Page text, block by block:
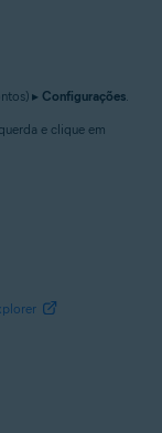
▸ Configurações.
e clique em